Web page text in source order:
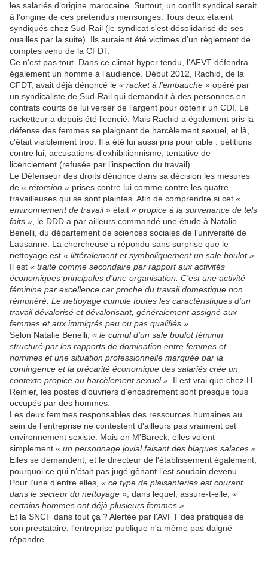
les salariés d’origine marocaine. Surtout, un conflit syndical serait
à l’origine de ces prétendus mensonges. Tous deux étaient
syndiqués chez Sud-Rail (le syndicat s'est désolidarisé de ses
ouailles par la suite). Ils auraient été victimes d’un règlement de
comptes venu de la CFDT.
Ce n'est pas tout. Dans ce climat hyper tendu, l’AFVT défendra
également un homme à l’audience. Début 2012, Rachid, de la
CFDT, avait déjà dénoncé le « racket à l’embauche » opéré par
un syndicaliste de Sud-Rail qui demandait à des personnes en
contrats courts de lui verser de l’argent pour obtenir un CDI. Le
racketteur a depuis été licencié. Mais Rachid a également pris la
défense des femmes se plaignant de harcèlement sexuel, et là,
c'était visiblement trop. Il a été lui aussi pris pour cible : pétitions
contre lui, accusations d’exhibitionnisme, tentative de
licenciement (refusée par l’inspection du travail)…
Le Défenseur des droits dénonce dans sa décision les mesures
de « rétorsion » prises contre lui comme contre les quatre
travailleuses qui se sont plaintes. Afin de comprendre si cet «
environnement de travail » était « propice à la survenance de tels
faits » , le DDD a par ailleurs commandé une étude à Natalie
Benelli, du département de sciences sociales de l’université de
Lausanne. La chercheuse a répondu sans surprise que le
nettoyage est « littéralement et symboliquement un sale boulot »
Il est « traité comme secondaire par rapport aux activités
économiques principales d’une organisation. C’est une activité
féminine par excellence car proche du travail domestique non
rémunéré. Le nettoyage cumule toutes les caractéristiques d’un
travail dévalorisé et dévalorisant, généralement assigné aux
femmes et aux immigrés peu ou pas qualifiés ».
Selon Natalie Benelli, « le cumul d’un sale boulot féminin
structuré par les rapports de domination entre femmes et
hommes et une situation professionnelle marquée par la
contingence et la précarité économique des salariés crée un
contexte propice au harcèlement sexuel » . Il est vrai que chez H
Reinier, les postes d'ouvriers d’encadrement sont presque tous
occupés par des hommes.
Les deux femmes responsables des ressources humaines au
sein de l’entreprise ne contestent d'ailleurs pas vraiment cet
environnement sexiste. Mais en M'Bareck, elles voient
simplement « un personnage jovial faisant des blagues salaces »
Elles se demandent, et le directeur de l'établissement également,
pourquoi ce qui n’était pas jugé gênant l’est soudain devenu.
Pour l’une d’entre elles, « ce type de plaisanteries est courant
dans le secteur du nettoyage » , dans lequel, assure-t-elle, «
certains hommes ont déjà plusieurs femmes »
Et la SNCF dans tout ça ? Alertée par l'AVFT des pratiques de
son prestataire, l'entreprise publique n'a même pas daigné
répondre.